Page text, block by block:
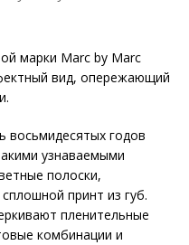
марки Marc by Marc
вид, опережающий
восьмидесятых годов
узнаваемыми
полоски,
принт из губ.
пленительные
комбинации и